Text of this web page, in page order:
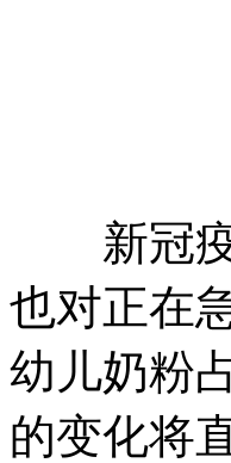
新冠疫
也对正在
幼儿奶粉
的变化将